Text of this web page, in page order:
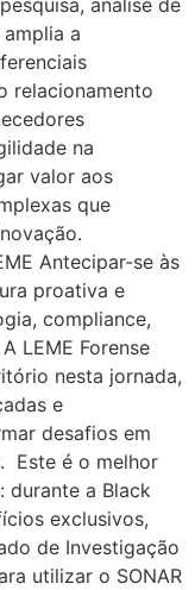
a
relacionamento
na
valor aos
que
Antecipar-se às
proativa e
compliance,
LEME Forense
nesta jornada,
e
desafios em
Este é o melhor
durante a Black
exclusivos,
de Investigação
utilizar o SONAR